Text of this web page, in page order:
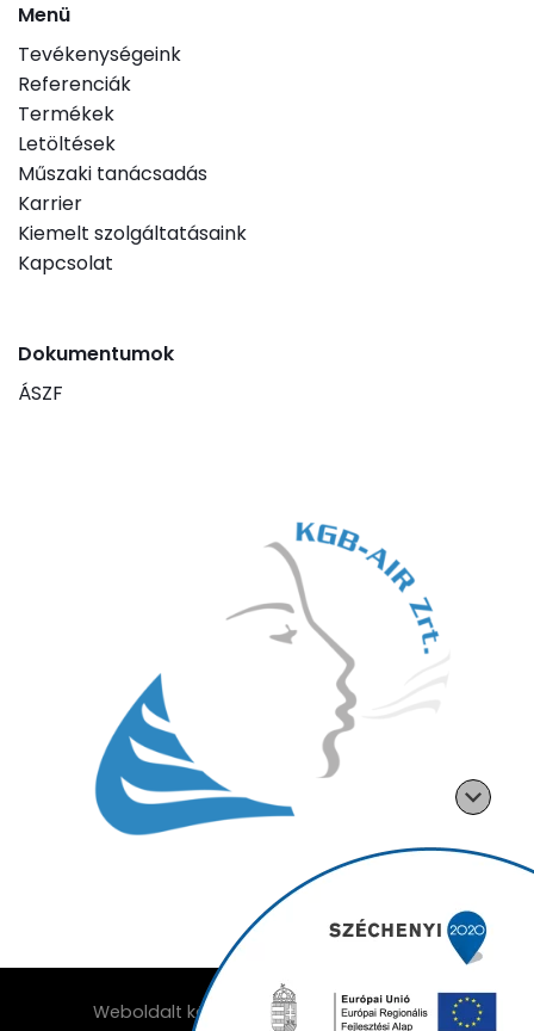
Menü
Tevékenységeink
Referenciák
Termékek
Letöltések
Műszaki tanácsadás
Karrier
Kiemelt szolgáltatásaink
Kapcsolat
Dokumentumok
ÁSZF
Weboldalt készítette: